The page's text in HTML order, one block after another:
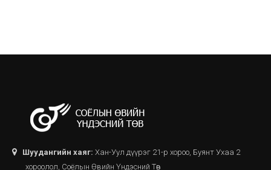
Шуудангийн хаяг: Хан-Уул дүүрэг 21-р хороо, Буянт Ухаа 2
хороолол, Соёлын Өвийн Үндэсний Төв